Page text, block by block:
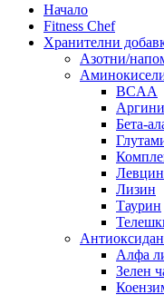
Начало
Fitness Chef
Хранителни
Азотни/
BCAA
Бета-
Левцин
Лизин
Таурин
Алфа
Зелен